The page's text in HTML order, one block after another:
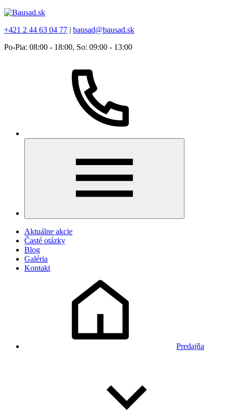
+421 2 44 63 04 77 | bausad@bausad.sk
Po-Pia: 08:00 - 18:00, So: 09:00 - 13:00
Aktuálne akcie
Časté otázky
Blog
Galéria
Kontakt
Predajňa